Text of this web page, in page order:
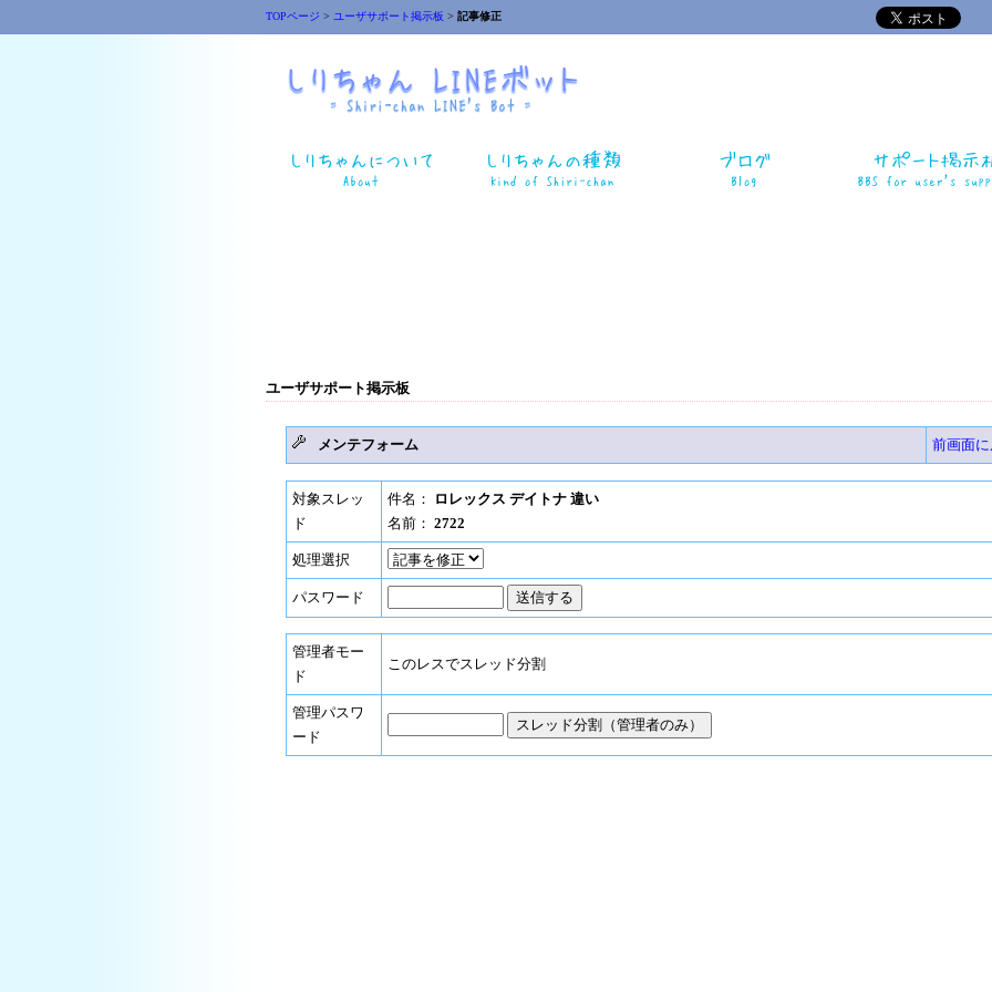
TOPページ > ユーザサポート掲示板 > 記事修正
ユーザサポート掲示板
メンテフォーム 前画面
対象スレッ
ド
件名：
ロレックス デイトナ 違い
名前： 2722
処理選択
パスワード
管理者モー
ド
このレスでスレッド分割
管理パスワ
ード